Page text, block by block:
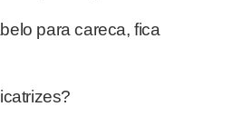
para careca, fica